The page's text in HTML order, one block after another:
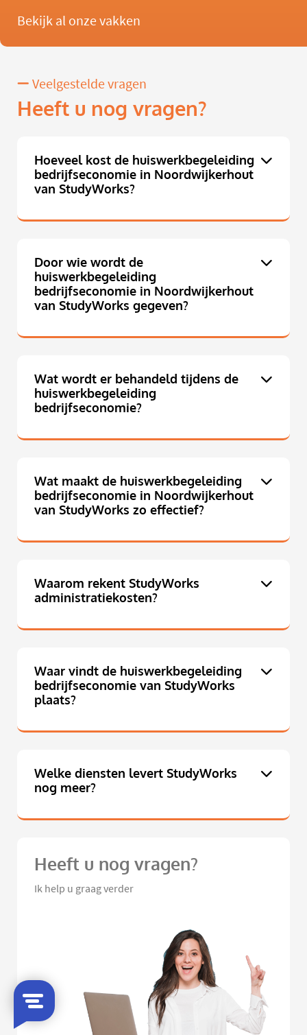
Bekijk al onze vakken
Veelgestelde vragen
Heeft u nog vragen?
Hoeveel kost de huiswerkbegeleiding
bedrijfseconomie in Noordwijkerhout
van StudyWorks?
Door wie wordt de
huiswerkbegeleiding
bedrijfseconomie in Noordwijkerhout
van StudyWorks gegeven?
Wat wordt er behandeld tijdens de
huiswerkbegeleiding
bedrijfseconomie?
Wat maakt de huiswerkbegeleiding
bedrijfseconomie in Noordwijkerhout
van StudyWorks zo effectief?
Waarom rekent StudyWorks
administratiekosten?
Waar vindt de huiswerkbegeleiding
bedrijfseconomie van StudyWorks
plaats?
Welke diensten levert StudyWorks
nog meer?
Heeft u nog vragen?
Ik help u graag verder